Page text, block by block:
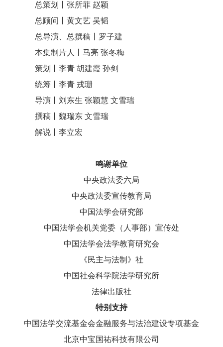
总策划丨张所菲 赵颖
总顾问丨黄文艺 吴韬
总导演、总撰稿丨罗子建
本集制片人丨马亮 张冬梅
策划丨李青 胡建霞 孙剑
统筹丨李青 戎珊
导演丨刘东生 张颖慧 文雪瑞
撰稿丨魏瑞东 文雪瑞
解说丨李立宏
鸣谢单位
中央政法委六局
中央政法委宣传教育局
中国法学会研究部
中国法学会机关党委（人事部）宣传处
中国法学会法学教育研究会
《民主与法制》社
中国社会科学院法学研究所
法律出版社
特别支持
中国法学交流基金会金融服务与法治建设专项基金
北京中宝国祐科技有限公司